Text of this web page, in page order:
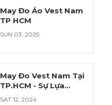
May Đo Áo Vest Nam
TP HCM
SUN 03, 2025
May Đo Vest Nam Tại
TP.HCM - Sự Lựa
Chọn Hoàn Hảo Cho
SAT 12, 2024